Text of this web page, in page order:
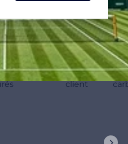
120 000+
passagers
4,9/5
satisfaction
client